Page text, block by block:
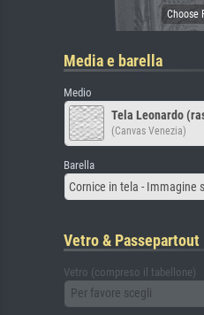
Media e barella
Medio
Tela Leonardo
(Canvas Venezia)
Barella
Cornice in tela - Immagine
Vetro & Passepartout
Vetro (compreso il tabellone)
Per favore scegli